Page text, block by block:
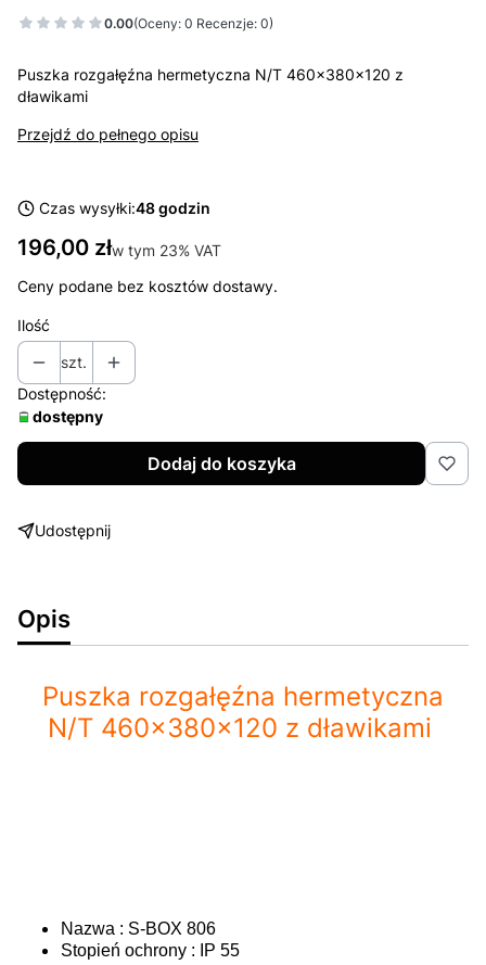
0.00(Oceny: 0 Recenzje: 0)
Puszka rozgałęźna hermetyczna N/T 460x380x120 z
dławikami
Przejdź do pełnego opisu
Czas wysyłki:48 godzin
Cena
196,00 złw tym 23% VAT
w tym 23% VAT
Ceny podane bez kosztów dostawy.
Ilość
szt.
Dostępność:
dostępny
Dodaj do koszyka
Udostępnij
Opis
Puszka rozgałęźna hermetyczna
N/T 460x380x120 z dławikami
Nazwa : S-BOX 806
Stopień ochrony : IP 55